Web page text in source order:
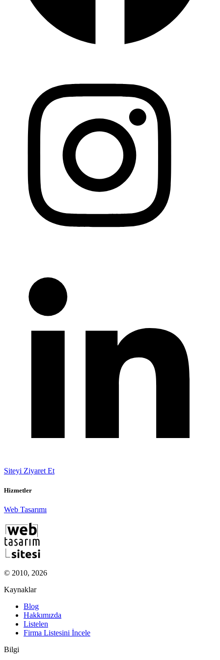
Siteyi Ziyaret Et
Hizmetler
Web Tasarımı
© 2010, 2026
Kaynaklar
Blog
Hakkımızda
Listelen
Firma Listesini İncele
Bilgi